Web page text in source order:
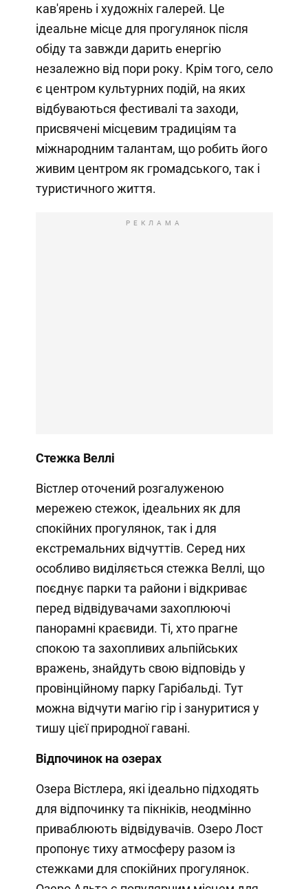
кав'ярень і художніх галерей. Це
ідеальне місце для прогулянок після
обіду та завжди дарить енергію
незалежно від пори року. Крім того, село
є центром культурних подій, на яких
відбуваються фестивалі та заходи,
присвячені місцевим традиціям та
міжнародним талантам, що робить його
живим центром як громадського, так і
туристичного життя.
РЕКЛАМА
Стежка Веллі
Вістлер оточений розгалуженою
мережею стежок, ідеальних як для
спокійних прогулянок, так і для
екстремальних відчуттів. Серед них
особливо виділяється стежка Веллі, що
поєднує парки та райони і відкриває
перед відвідувачами захоплюючі
панорамні краєвиди. Ті, хто прагне
спокою та захопливих альпійських
вражень, знайдуть свою відповідь у
провінційному парку Гарібальді. Тут
можна відчути магію гір і зануритися у
тишу цієї природної гавані.
Відпочинок на озерах
Озера Вістлера, які ідеально підходять
для відпочинку та пікніків, неодмінно
приваблюють відвідувачів. Озеро Лост
пропонує тиху атмосферу разом із
стежками для спокійних прогулянок.